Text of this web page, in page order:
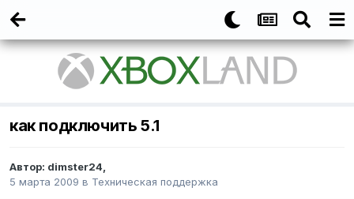
как подключить 5.1
Автор: dimster24,
5 марта 2009 в Техническая поддержка